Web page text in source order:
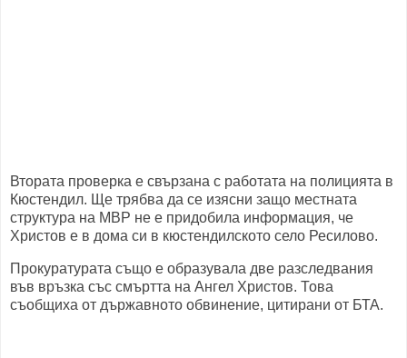
Втората проверка е свързана с работата на полицията в
Кюстендил. Ще трябва да се изясни защо местната
структура на МВР не е придобила информация, че
Христов е в дома си в кюстендилското село Ресилово.
Прокуратурата също е образувала две разследвания
във връзка със смъртта на Ангел Христов. Това
съобщиха от държавното обвинение, цитирани от БТА.